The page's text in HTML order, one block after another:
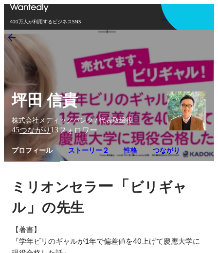
400万人が利用するビジネスSNS
アプリを使う
坪田 信貴
株式会社メディックバンク / 代表取締役
45つながり 13フォロワー
プロフィール ストーリー 2 性格 つながり
ミリオンセラー「ビリギャ
ル」 の先生
【著書】
『学年ビリのギャルが1年で偏差値を40上げて慶應大学に